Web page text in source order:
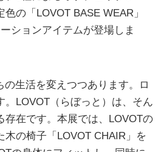
の「LOVOT BASE WEAR」
ションアイテムが登場しま
生活を変えつつあります。ロ
。LOVOT（らぼっと）は、そん
存在です。本展では、LOVOTの
木の椅子「LOVOT CHAIR」を